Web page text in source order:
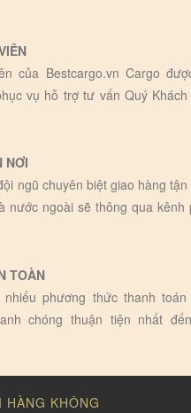
của Bestcargo.vn Cargo
vụ hỗ trợ tư vấn Quý
NƠI
ngũ chuyên biệt giao hàng
nước ngoài sẽ thông qua kênh
TOÀN
nhiếu phương thức thanh
chóng thuận tiện nhất
HÀNG KHÔNG